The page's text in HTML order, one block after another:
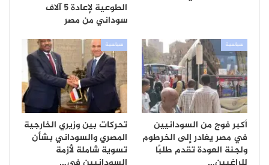
الطوعية لإعادة 5 آلاف
سوداني من مصر
سياسية
أكبر فوج من السودانيين
في مصر يغادر إلى الخرطوم
ولجنة العودة تقدم طلبًا
سياسية
تحركات بين وزيري الخارجية
المصري والسوداني بشأن
تسوية شاملة لأزمة